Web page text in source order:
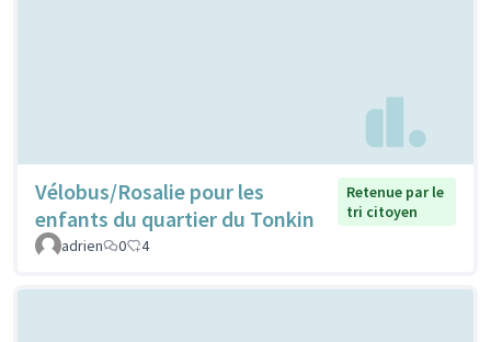
Vélobus/Rosalie pour les
enfants du quartier du Tonkin
Retenue par le
tri citoyen
adrien
0 4